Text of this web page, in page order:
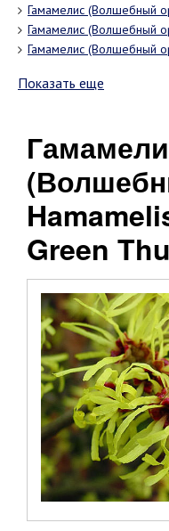
Гамамелис (Волшебный
Гамамелис (Волшебный
Гамамелис (Волшебный
Показать еще
Гамамелис
Green